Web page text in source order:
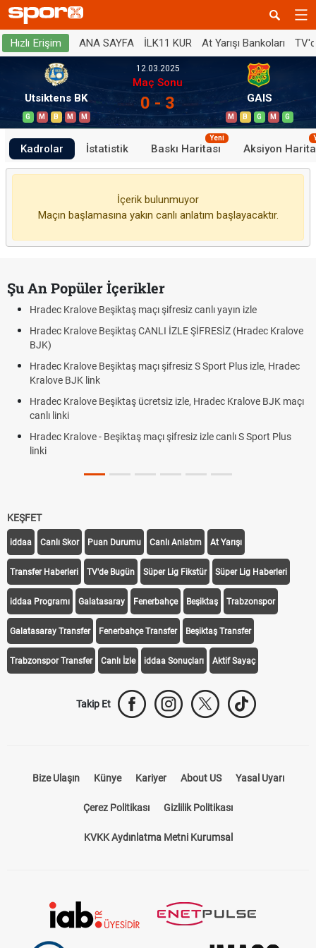
Hızlı Erişim ANA SAYFA İLK11 KUR At Yarışı Bankoları
Utsiktens BK
G M B M M
12.03.2025
Maç Sonu
0 - 3 GAIS
M B G M G
Kadrolar İstatistik Baskı Haritası
Yeni
Aksiyon
İçerik bulunmuyor
Maçın başlamasına yakın canlı anlatım başlayacaktır.
Şu An Popüler İçerikler
Hradec Kralove Beşiktaş maçı şifresiz canlı yayın izle
Hradec Kralove Beşiktaş CANLI İZLE ŞİFRESİZ (Hradec Kralove
BJK)
Hradec Kralove Beşiktaş maçı şifresiz S Sport Plus izle, Hradec
Kralove BJK link
Hradec Kralove Beşiktaş ücretsiz izle, Hradec Kralove BJK maçı
canlı linki
Hradec Kralove - Beşiktaş maçı şifresiz izle canlı S Sport Plus
linki
KEŞFET
iddaa Canlı Skor Puan Durumu Canlı Anlatım At Yarışı
Transfer Haberleri TV'de Bugün Süper Lig Fikstür Süper Lig Haberleri
iddaa Programı Galatasaray Fenerbahçe Beşiktaş Trabzonspor
Galatasaray Transfer Fenerbahçe Transfer Beşiktaş Transfer
Trabzonspor Transfer Canlı İzle iddaa Sonuçları Aktif Sayaç
Takip Et
Bize Ulaşın Künye Kariyer About US Yasal Uyarı
Çerez Politikası Gizlilik Politikası
KVKK Aydınlatma Metni Kurumsal